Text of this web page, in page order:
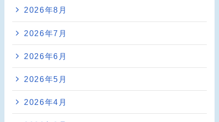
2026年8月
2026年7月
2026年6月
2026年5月
2026年4月